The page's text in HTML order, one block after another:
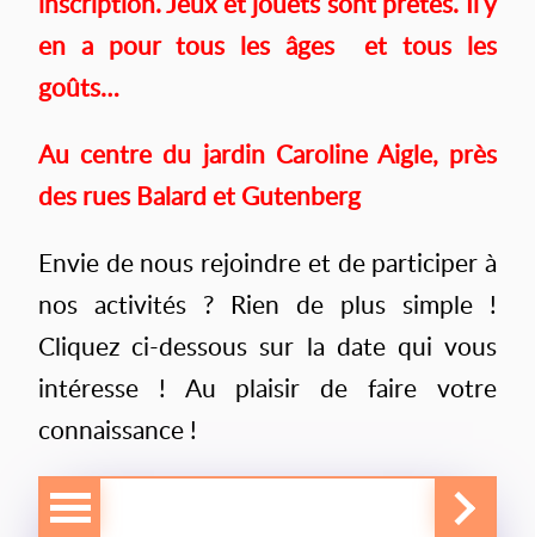
en a pour tous les âges et tous les
goûts…
Au centre du jardin Caroline Aigle, près
des rues Balard et Gutenberg
Envie de nous rejoindre et de participer à
nos activités ? Rien de plus simple !
Cliquez ci-dessous sur la date qui vous
intéresse ! Au plaisir de faire votre
connaissance !